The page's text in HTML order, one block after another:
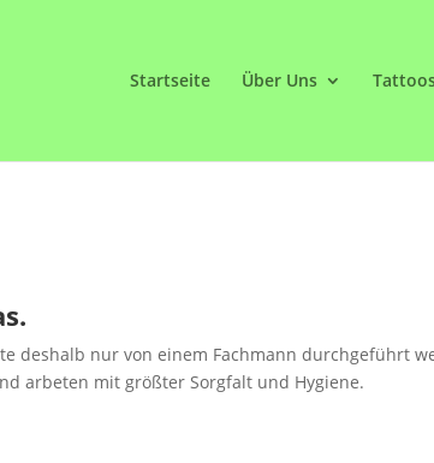
Startseite Über Uns
deshalb nur von einem Fachmann durchgeführt
arbeten mit größter Sorgfalt und Hygiene.